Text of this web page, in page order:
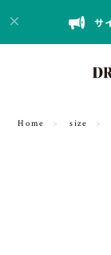
サ
Home size